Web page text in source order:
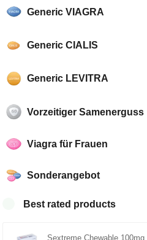
Generic VIAGRA
Generic CIALIS
Generic LEVITRA
Vorzeitiger Samenerguss
Viagra für Frauen
Sonderangebot
Best rated products
Sextreme Chewable 100mg